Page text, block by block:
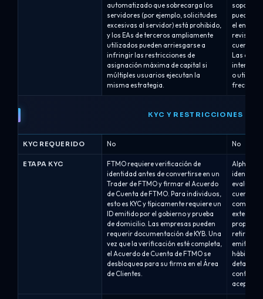
automatizado que sobrecarga los
servidores (por ejemplo, solicitudes
excesivas al servidor) está prohibido,
y los EAs de terceros ampliamente
utilizados pueden arriesgarse a
infringir las restricciones de
asignación máxima de capital si
múltiples usuarios ejecutan la
misma estrategia.
soporte
puede
el enlace
cuentas
Las
intentan
o utilizan
KYC Y RESTRICCIONES
KYC REQUERIDO No No
ETAPA KYC
FTMO requiere verificación de
identidad antes de convertirse en un
Trader de FTMO y firmar el Acuerdo
de Cuenta de FTMO. Para individuos,
esto es KYC y típicamente requiere un
ID emitido por el gobierno y prueba
de domicilio. Las empresas pueden
requerir documentación de KYB. Una
vez que la verificación esté completa,
el Acuerdo de Cuenta de FTMO se
desbloquea para su firma en el Área
de Clientes.
Alpha
identidad
cuenta
externo
retiro/
emiten
hábiles
detalles
contra la
aceptan